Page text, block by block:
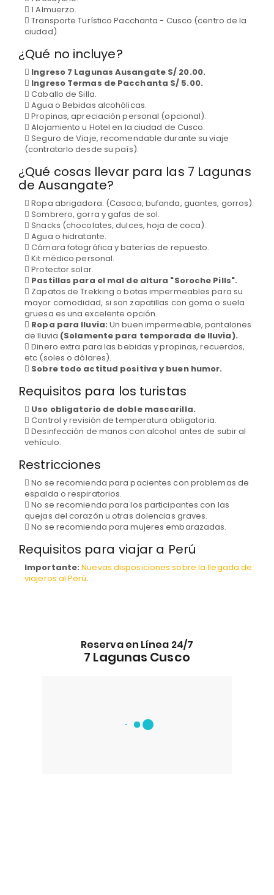
1 Almuerzo.
Transporte Turístico Pacchanta - Cusco (centro de la
ciudad).
¿Qué no incluye?
Ingreso 7 Lagunas Ausangate S/ 20.00.
Ingreso Termas de Pacchanta S/ 5.00.
Caballo de Silla.
Agua o Bebidas alcohólicas.
Propinas, apreciación personal (opcional).
Alojamiento u Hotel en la ciudad de Cusco.
Seguro de Viaje, recomendable durante su viaje
(contratarlo desde su país).
¿Qué cosas llevar para las 7 Lagunas
de Ausangate?
Ropa abrigadora. (Casaca, bufanda, guantes, gorros).
Sombrero, gorra y gafas de sol.
Snacks (chocolates, dulces, hoja de coca).
Agua o hidratante.
Cámara fotográfica y baterías de repuesto.
Kit médico personal.
Protector solar.
Pastillas para el mal de altura "Soroche Pills".
Zapatos de Trekking o botas impermeables para su
mayor comodidad, si son zapatillas con goma o suela
gruesa es una excelente opción.
Ropa para lluvia: Un buen impermeable, pantalones
de lluvia (Solamente para temporada de lluvia).
Dinero extra para las bebidas y propinas, recuerdos,
etc (soles o dólares).
Sobre todo actitud positiva y buen humor.
Requisitos para los turistas
Uso obligatorio de doble mascarilla.
Control y revisión de temperatura obligatoria.
Desinfección de manos con alcohol antes de subir al
vehículo.
Restricciones
No se recomienda para pacientes con problemas de
espalda o respiratorios.
No se recomienda para los participantes con las
quejas del corazón u otras dolencias graves.
No se recomienda para mujeres embarazadas.
Requisitos para viajar a Perú
Importante: Nuevas disposiciones sobre la llegada de
viajeros al Perú.
Reserva en Línea 24/7
7 Lagunas Cusco